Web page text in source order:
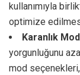
kullanımıyla
optimize
Karanlık
yorgunluğunu
mod